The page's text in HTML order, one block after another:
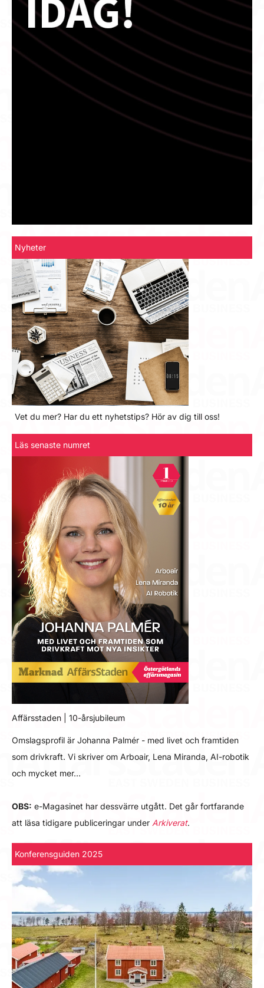
Nyheter
Vet du mer? Har du ett nyhetstips? Hör av dig till oss!
Läs senaste numret
Affärsstaden | 10-årsjubileum
Omslagsprofil är Johanna Palmér - med livet och framtiden
som drivkraft. Vi skriver om Arboair, Lena Miranda, AI-robotik
och mycket mer…
OBS: e-Magasinet har dessvärre utgått. Det går fortfarande
att läsa tidigare publiceringar under Arkiverat.
Konferensguiden 2025